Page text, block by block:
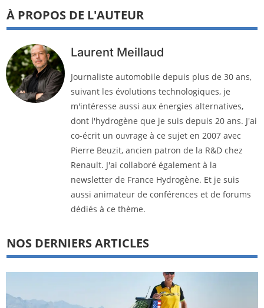
À PROPOS DE L'AUTEUR
Laurent Meillaud
Journaliste automobile depuis plus de 30 ans,
suivant les évolutions technologiques, je
m'intéresse aussi aux énergies alternatives,
dont l'hydrogène que je suis depuis 20 ans. J'ai
co-écrit un ouvrage à ce sujet en 2007 avec
Pierre Beuzit, ancien patron de la R&D chez
Renault. J'ai collaboré également à la
newsletter de France Hydrogène. Et je suis
aussi animateur de conférences et de forums
dédiés à ce thème.
NOS DERNIERS ARTICLES